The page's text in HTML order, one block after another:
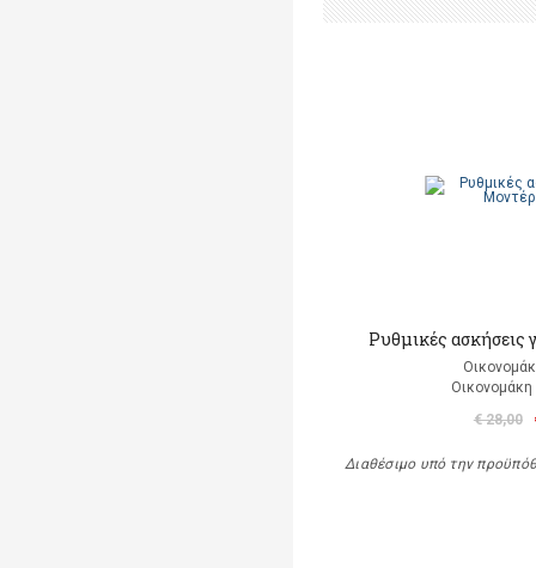
Ρυθμικές ασκήσεις
€ 28,00
Διαθέσιμο υπό την